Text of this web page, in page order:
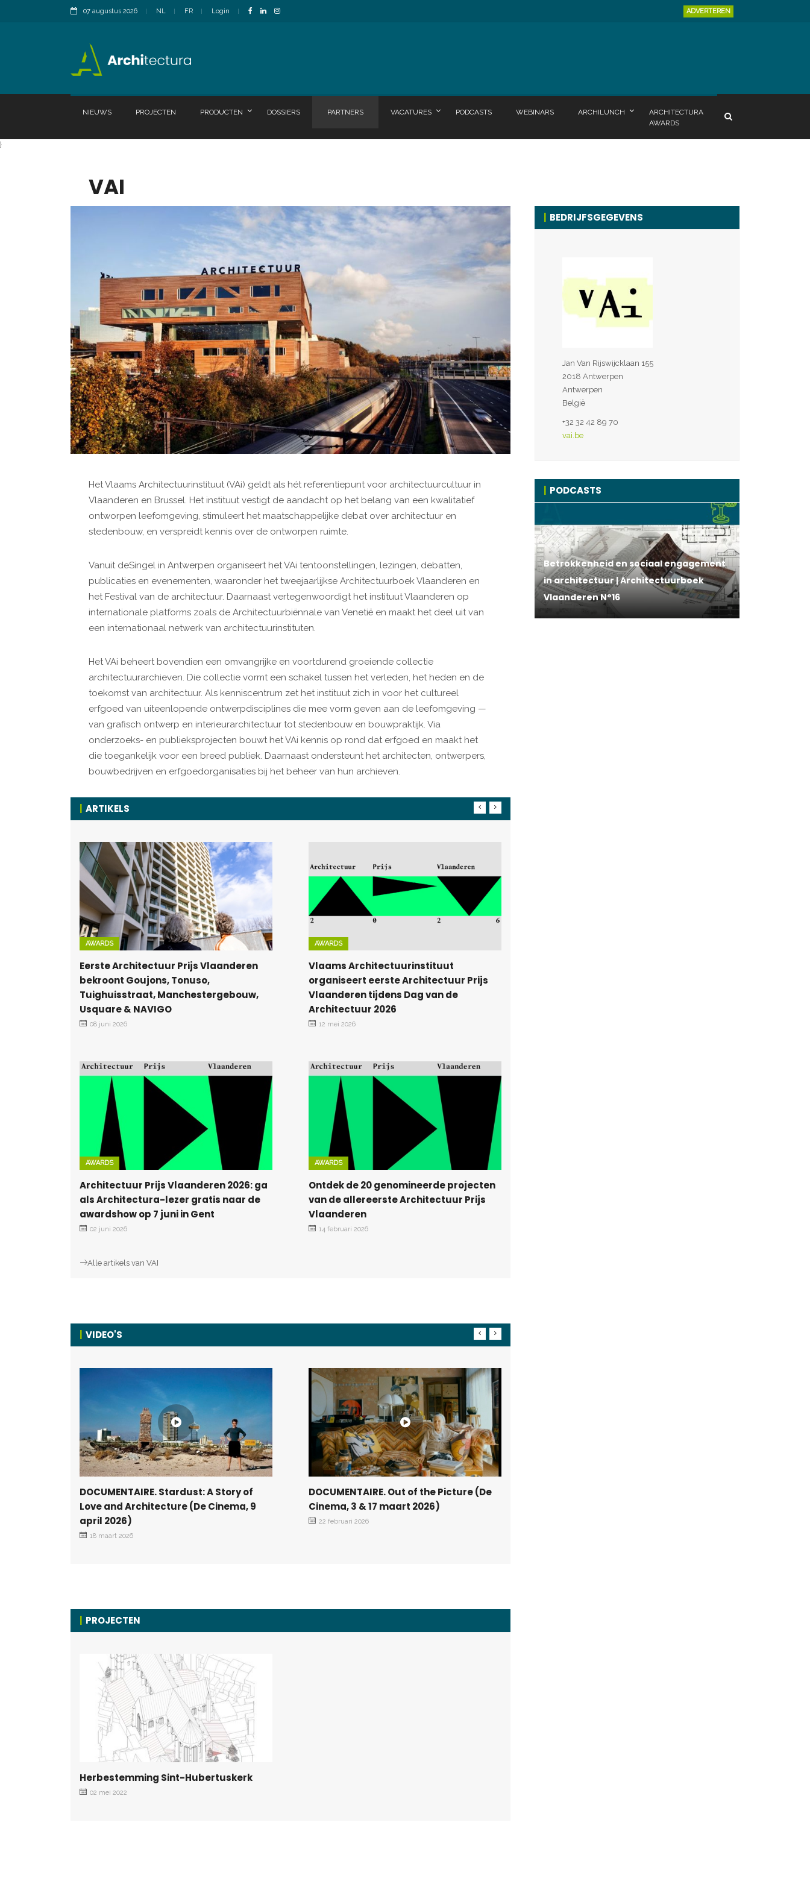
07 augustus 2026 NL FR Login ADVERTEREN
NIEUWS PROJECTEN PRODUCTEN DOSSIERS PARTNERS VACATURES PODCASTS WEBINARS ARCHILUNCH
ARCHITECTURA
AWARDS
}
VAI
Het Vlaams Architectuurinstituut (VAi) geldt als hét referentiepunt voor architectuurcultuur in
Vlaanderen en Brussel. Het instituut vestigt de aandacht op het belang van een kwalitatief
ontworpen leefomgeving, stimuleert het maatschappelijke debat over architectuur en
stedenbouw, en verspreidt kennis over de ontworpen ruimte.
Vanuit deSingel in Antwerpen organiseert het VAi tentoonstellingen, lezingen, debatten,
publicaties en evenementen, waaronder het tweejaarlijkse Architectuurboek Vlaanderen en
het Festival van de architectuur. Daarnaast vertegenwoordigt het instituut Vlaanderen op
internationale platforms zoals de Architectuurbiënnale van Venetië en maakt het deel uit van
een internationaal netwerk van architectuurinstituten.
Het VAi beheert bovendien een omvangrijke en voortdurend groeiende collectie
architectuurarchieven. Die collectie vormt een schakel tussen het verleden, het heden en de
toekomst van architectuur. Als kenniscentrum zet het instituut zich in voor het cultureel
erfgoed van uiteenlopende ontwerpdisciplines die mee vorm geven aan de leefomgeving —
van grafisch ontwerp en interieurarchitectuur tot stedenbouw en bouwpraktijk. Via
onderzoeks- en publieksprojecten bouwt het VAi kennis op rond dat erfgoed en maakt het
die toegankelijk voor een breed publiek. Daarnaast ondersteunt het architecten, ontwerpers,
bouwbedrijven en erfgoedorganisaties bij het beheer van hun archieven.
ARTIKELS
AWARDS
Eerste Architectuur Prijs Vlaanderen
bekroont Goujons, Tonuso,
Tuighuisstraat, Manchestergebouw,
Usquare & NAVIGO
08 juni 2026
AWARDS
Architectuur Prijs Vlaanderen 2026: ga
als Architectura-lezer gratis naar de
awardshow op 7 juni in Gent
02 juni 2026
AWARDS
Vlaams Architectuurinstituut
organiseert eerste Architectuur Prijs
Vlaanderen tijdens Dag van de
Architectuur 2026
12 mei 2026
AWARDS
Ontdek de 20 genomineerde projecten
van de allereerste Architectuur Prijs
Vlaanderen
14 februari 2026
Alle artikels van VAI
VIDEO'S
DOCUMENTAIRE. Stardust: A Story of
Love and Architecture (De Cinema, 9
april 2026)
18 maart 2026
DOCUMENTAIRE. Out of the Picture (De
Cinema, 3 & 17 maart 2026)
22 februari 2026
PROJECTEN
Herbestemming Sint-Hubertuskerk
02 mei 2022
BEDRIJFSGEGEVENS
Jan Van Rijswijcklaan 155
2018 Antwerpen
Antwerpen
België
+32 32 42 89 70
vai.be
PODCASTS
Betrokkenheid en sociaal engagement
in architectuur | Architectuurboek
Vlaanderen N°16